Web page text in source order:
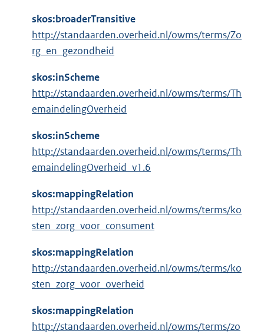
n
k
:
skos:broaderTransitive
http://standaarden.overheid.nl/owms/terms/Zo
rg_en_gezondheid
skos:inScheme
http://standaarden.overheid.nl/owms/terms/Th
emaindelingOverheid
skos:inScheme
http://standaarden.overheid.nl/owms/terms/Th
emaindelingOverheid_v1.6
skos:mappingRelation
http://standaarden.overheid.nl/owms/terms/ko
sten_zorg_voor_consument
skos:mappingRelation
http://standaarden.overheid.nl/owms/terms/ko
sten_zorg_voor_overheid
skos:mappingRelation
http://standaarden.overheid.nl/owms/terms/zo